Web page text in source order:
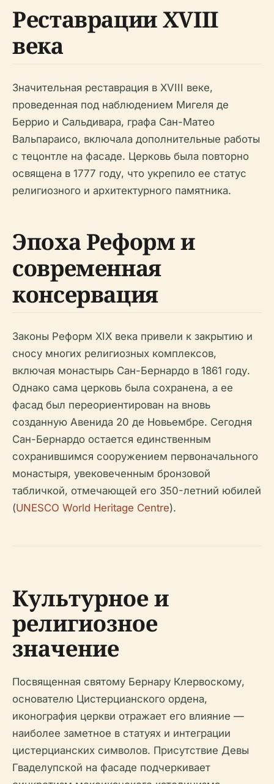
Реставрации XVIII
века
Значительная реставрация в XVIII веке,
проведенная под наблюдением Мигеля де
Беррио и Сальдивара, графа Сан-Матео
Вальпараисо, включала дополнительные работы
с тецонтле на фасаде. Церковь была повторно
освящена в 1777 году, что укрепило ее статус
религиозного и архитектурного памятника.
Эпоха Реформ и
современная
консервация
Законы Реформ XIX века привели к закрытию и
сносу многих религиозных комплексов,
включая монастырь Сан-Бернардо в 1861 году.
Однако сама церковь была сохранена, а ее
фасад был переориентирован на вновь
созданную Авенида 20 де Новьембре. Сегодня
Сан-Бернардо остается единственным
сохранившимся сооружением первоначального
монастыря, увековеченным бронзовой
табличкой, отмечающей его 350-летний юбилей
(UNESCO World Heritage Centre).
Культурное и
религиозное
значение
Посвященная святому Бернару Клервоскому,
основателю Цистерцианского ордена,
иконография церкви отражает его влияние —
наиболее заметное в статуях и интеграции
цистерцианских символов. Присутствие Девы
Гваделупской на фасаде подчеркивает